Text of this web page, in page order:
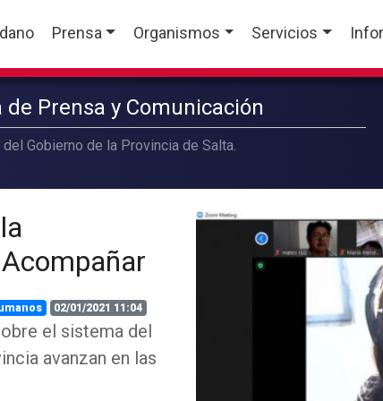
Prensa Organismos Servicios
Prensa y Comunicación
Gobierno de la Provincia de Salta.
02/01/2021 11:04
el sistema del
avanzan en las